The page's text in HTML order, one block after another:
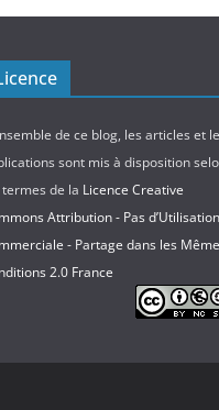
de ce blog, les articles et
sont mis à disposition
termes de la Licence Creative
Attribution - Pas d’Utilisation
- Partage dans les
2.0 France